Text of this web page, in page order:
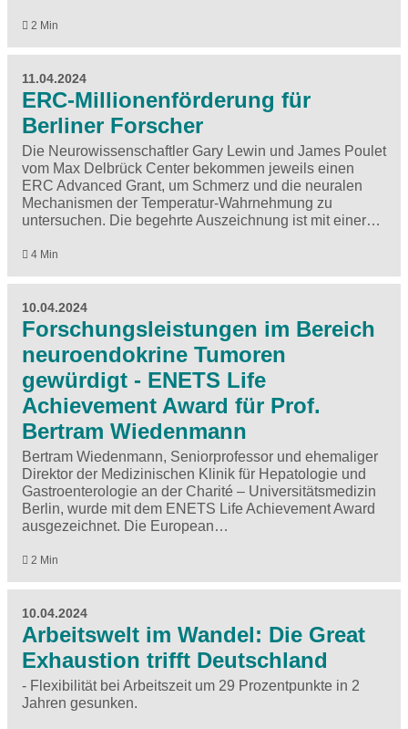
2 Min
11.04.2024
ERC-Millionenförderung für
Berliner Forscher
Die Neurowissenschaftler Gary Lewin und James Poulet
vom Max Delbrück Center bekommen jeweils einen
ERC Advanced Grant, um Schmerz und die neuralen
Mechanismen der Temperatur-Wahrnehmung zu
untersuchen. Die begehrte Auszeichnung ist mit einer…
4 Min
10.04.2024
Forschungsleistungen im Bereich
neuroendokrine Tumoren
gewürdigt - ENETS Life
Achievement Award für Prof.
Bertram Wiedenmann
Bertram Wiedenmann, Seniorprofessor und ehemaliger
Direktor der Medizinischen Klinik für Hepatologie und
Gastroenterologie an der Charité – Universitätsmedizin
Berlin, wurde mit dem ENETS Life Achievement Award
ausgezeichnet. Die European…
2 Min
10.04.2024
Arbeitswelt im Wandel: Die Great
Exhaustion trifft Deutschland
- Flexibilität bei Arbeitszeit um 29 Prozentpunkte in 2
Jahren gesunken.